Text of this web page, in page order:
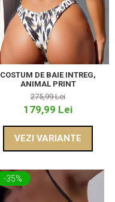
COSTUM DE BAIE INTREG,
ANIMAL PRINT
275,99 Lei
179,99 Lei
VEZI VARIANTE
-35%